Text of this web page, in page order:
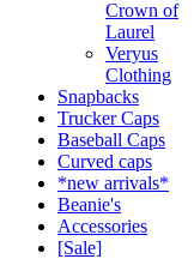
Crown of
Laurel
Veryus
Clothing
Snapbacks
Trucker Caps
Baseball Caps
Curved caps
*new arrivals*
Beanie's
Accessories
[Sale]